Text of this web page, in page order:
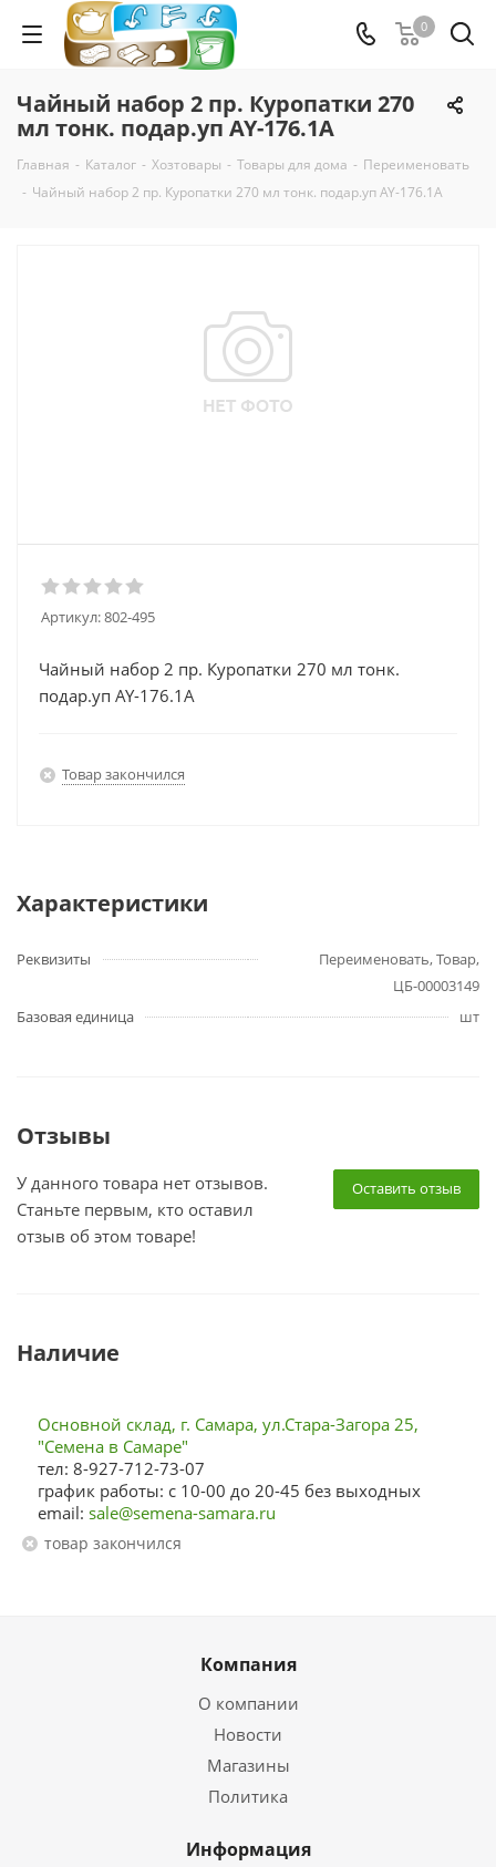
0
Чайный набор 2 пр. Куропатки 270
мл тонк. подар.уп AY-176.1A
Главная - Каталог - Хозтовары - Товары для дома - Переименовать
- Чайный набор 2 пр. Куропатки 270 мл тонк. подар.уп AY-176.1A
Артикул:802-495
Чайный набор 2 пр. Куропатки 270 мл тонк.
подар.уп AY-176.1A
Товар закончился
Характеристики
Реквизиты
Переименовать, Товар,
ЦБ-00003149
Базовая единица
шт
Отзывы
Оставить отзыв
У данного товара нет отзывов.
Станьте первым, кто оставил
отзыв об этом товаре!
Наличие
Основной склад, г. Самара, ул.Стара-Загора 25,
"Семена в Самаре"
тел: 8-927-712-73-07
график работы: с 10-00 до 20-45 без выходных
email: sale@semena-samara.ru
Товар закончился
Компания
О компании
Новости
Магазины
Политика
Информация